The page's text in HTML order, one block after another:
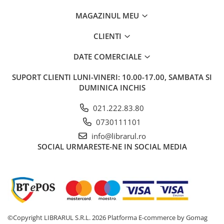
Conservarea si pastrarea
Ghiduri de calatorie, harti
Ghiduri de calatorie
Animale de companie
Invatamant superior
Istorie
Al Doilea Razboi Mondial
Biografii, memorii si jurnale
Istoria comunismului
MAGAZINUL MEU
CLIENTI
DATE COMERCIALE
SUPORT CLIENTI LUNI-VINERI: 10.00-17.00, SAMBATA SI
DUMINICA INCHIS
021.222.83.80
0730111101
info@librarul.ro
SOCIAL URMARESTE-NE IN SOCIAL MEDIA
©Copyright LIBRARUL S.R.L. 2026 Platforma E-commerce by Gomag